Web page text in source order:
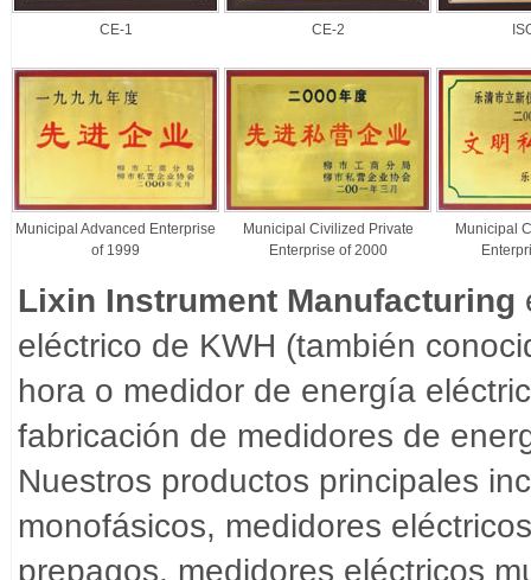
CE-1 CE-2
Municipal Advanced Enterprise
of 1999
Municipal Civilized Private
Enterprise of 2000
Municipal
Lixin Instrument Manufacturing
eléctrico de KWH (también
hora o medidor de energía
fabricación de medidores de
Nuestros productos principales
monofásicos, medidores
prepagos, medidores eléctricos